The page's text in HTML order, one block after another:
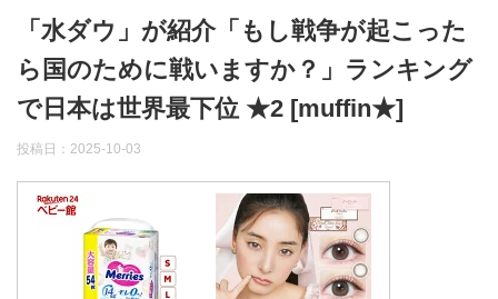
「水ダウ」が紹介「もし戦争が起こった
ら国のために戦いますか？」ランキング
で日本は世界最下位 ★2 [muffin★]
投稿日： 2025-10-03